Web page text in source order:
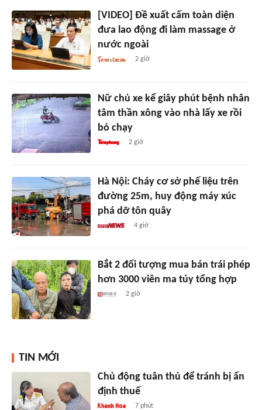
[VIDEO] Đề xuất cấm toàn diện
đưa lao động đi làm massage ở
nước ngoài
2 giờ
Nữ chủ xe kể giây phút bệnh nhân
tâm thần xông vào nhà lấy xe rồi
bỏ chạy
2 giờ
Hà Nội: Cháy cơ sở phế liệu trên
đường 25m, huy động máy xúc
phá dỡ tôn quây
4 giờ
Bắt 2 đối tượng mua bán trái phép
hơn 3000 viên ma túy tổng hợp
2 giờ
TIN MỚI
Chủ động tuân thủ để tránh bị ấn
định thuế
7 phút